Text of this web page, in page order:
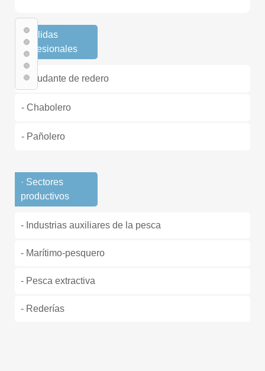
· Salidas
profesionales
- Ayudante de redero
- Chabolero
- Pañolero
· Sectores
productivos
- Industrias auxiliares de la pesca
- Marítimo-pesquero
- Pesca extractiva
- Rederías